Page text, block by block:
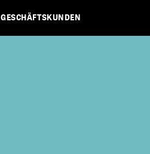
GESCHÄFTSKUNDEN